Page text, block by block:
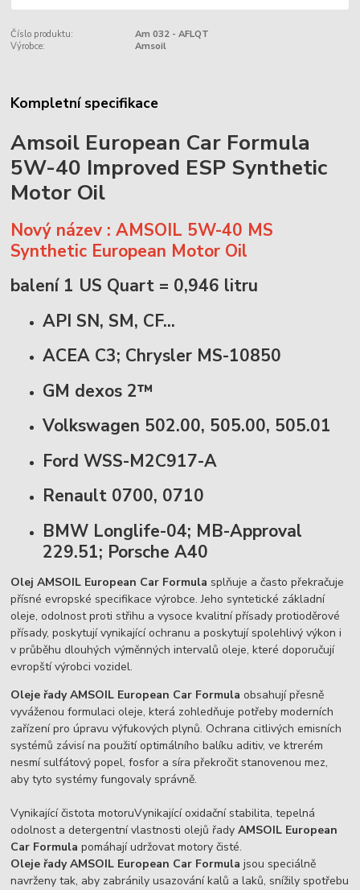
Číslo produktu:
Am 032 - AFLQT
Výrobce:
Amsoil
Kompletní specifikace
Amsoil European Car Formula
5W-40 Improved ESP Synthetic
Motor Oil
Nový název : AMSOIL 5W-40 MS
Synthetic European Motor Oil
balení 1 US Quart = 0,946 litru
API SN, SM, CF...
ACEA C3; Chrysler MS-10850
GM dexos 2™
Volkswagen 502.00, 505.00, 505.01
Ford WSS-M2C917-A
Renault 0700, 0710
BMW Longlife-04; MB-Approval
229.51; Porsche A40
Olej AMSOIL European Car Formula splňuje a často překračuje
přísné evropské specifikace výrobce. Jeho syntetické základní
oleje, odolnost proti střihu a vysoce kvalitní přísady protioděrové
přísady, poskytují vynikající ochranu a poskytují spolehlivý výkon i
v průběhu dlouhých výměnných intervalů oleje, které doporučují
evropští výrobci vozidel.
Oleje řady AMSOIL European Car Formula obsahují přesně
vyváženou formulaci oleje, která zohledňuje potřeby moderních
zařízení pro úpravu výfukových plynů. Ochrana citlivých emisních
systémů závisí na použití optimálního balíku aditiv, ve ktrerém
nesmí sulfátový popel, fosfor a síra překročit stanovenou mez,
aby tyto systémy fungovaly správně.
Vynikající čistota motoruVynikající oxidační stabilita, tepelná
odolnost a detergentní vlastnosti olejů řadyAMSOIL European
Car Formula pomáhají udržovat motory čisté.
Oleje řady AMSOIL European Car Formula jsou speciálně
navrženy tak, aby zabránily usazování kalů a laků, snížily spotřebu